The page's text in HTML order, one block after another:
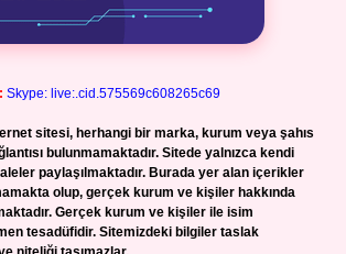
Skype: live:.cid.575569c608265c69
sitesi, herhangi bir marka, kurum veya şahıs
bulunmamaktadır. Sitede yalnızca kendi
paylaşılmaktadır. Burada yer alan içerikler
olup, gerçek kurum ve kişiler hakkında
Gerçek kurum ve kişiler ile isim
tesadüfidir. Sitemizdeki bilgiler taslak